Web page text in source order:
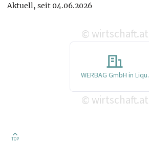
Aktuell, seit 04.06.2026
© wirtschaft.at
WERBAG GmbH in Liqu.
© wirtschaft.at
TOP